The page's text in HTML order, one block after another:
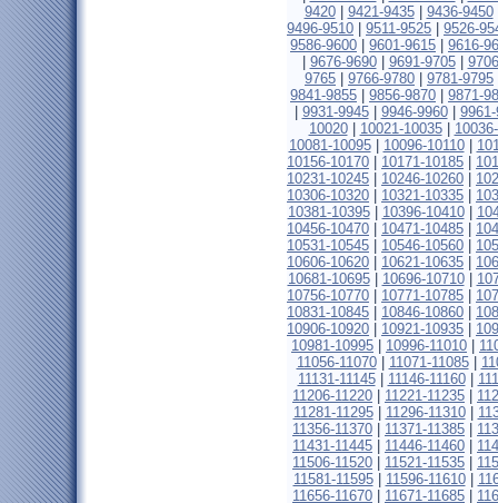
9420| 9421-9435| 9436-9450
9496-9510
9511-9525
9526-
9586-9600
9601-9615
9616-
9676-9690| 9691-9705|
9765
9766-9780 9781-9795
9841-9855
9856-9870
9871-
9931-9945| 9946-9960|
10020| 10021-10035|
10081-10095| 10096-10110|
10156-10170
10171-10185
10231-10245
10246-10260
10306-10320
10321-10335
10381-10395| 10396-10410|
10456-10470
10471-10485
10531-10545
10546-10560
10606-10620
10621-10635
10681-10695| 10696-10710|
10756-10770
10771-10785
10831-10845
10846-10860
10906-10920
10921-10935
10981-10995
10996-11010
11056-11070| 11071-11085|
11131-11145| 11146-11160|
11206-11220
11221-11235
11281-11295| 11296-11310|
11356-11370
11371-11385
11431-11445
11446-11460
11506-11520
11521-11535
11581-11595| 11596-11610|
11656-11670
11671-11685